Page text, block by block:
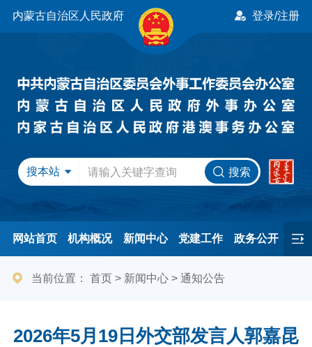
内蒙古自治区人民政府 登录/注册
搜本站 搜索
网站首页 机构概况 新闻中心 党建工作 政务公开
办事服务 民间友好 港澳事务 互动交流
当前位置： 首页> 新闻中心> 通知公告
2026年5月19日外交部发言人郭嘉昆